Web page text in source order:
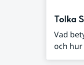
Tolka
Vad
och